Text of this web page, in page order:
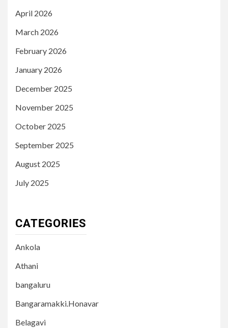
April 2026
March 2026
February 2026
January 2026
December 2025
November 2025
October 2025
September 2025
August 2025
July 2025
CATEGORIES
Ankola
Athani
bangaluru
Bangaramakki.Honavar
Belagavi